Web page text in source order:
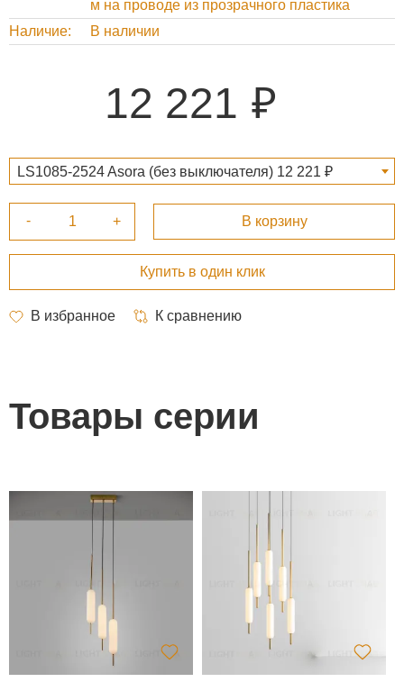
м на проводе из прозрачного пластика
Наличие
В наличии
12 221
LS1085-2524 Asora (без выключателя) 12 221 ₽
Товары серии